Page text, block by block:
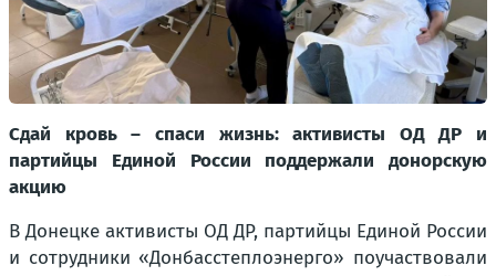
Сдай кровь – спаси жизнь: активисты ОД ДР и
партийцы Единой России поддержали донорскую
акцию
В Донецке активисты ОД ДР, партийцы Единой России
и сотрудники «Донбасстеплоэнерго» поучаствовали